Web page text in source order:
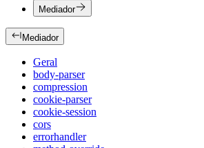
Mediador
Mediador
Geral
body-parser
compression
cookie-parser
cookie-session
cors
errorhandler